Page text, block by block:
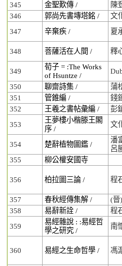
345
金聖歎傳 /
陳
346
郭尚先書塼塔銘 /
文
347
辛棄疾 / 夏
348 菩薩活在人間 / 釋
349
荀子 = :The Works
of Hsuntze /
350
聊齋詩集 /
蒲
351
管錐編 /
錢
352
王羲之書帖彙編 /
彭
353
王夢樓小楷滕王閣
序 /
文
354 楚辭植物圖鑑 /
潘
呂
355
柳公權安國寺
356 柏拉圖三論 / 程
357 春秋經傳集解 /
(晉
358
易辭新詮 /
程
359
易經雜說 : :易經哲
學之研究 /
南
360 易經之生命哲學 / 馮